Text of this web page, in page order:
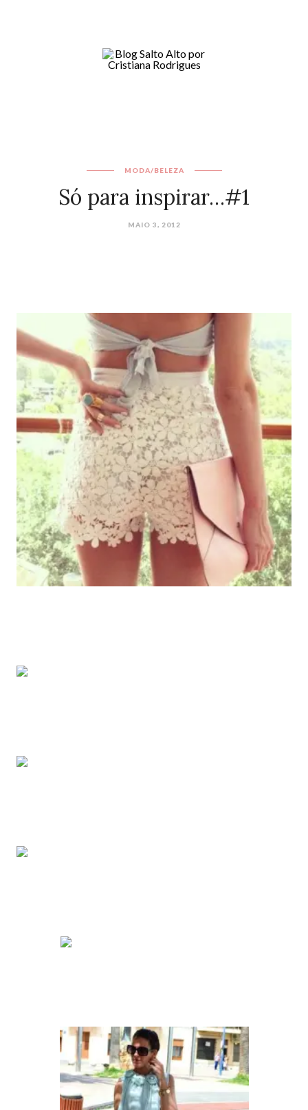
MODA/BELEZA
Só para inspirar…#1
MAIO 3, 2012